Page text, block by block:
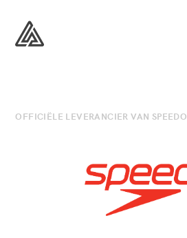
Speedo
All
OFFICIËLE LEVERANCIER VAN SPEEDO